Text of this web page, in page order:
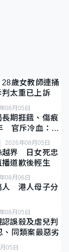
歲女教師連捅
太重已上訴
08月05日
期捱餓、傷痕
官斥冷血：同
2026年08月05日
越界 日女死忠
道歉後輕生
08月06日
人 港人母子分
08月05日
誤殺及虐兒判
同類案最惡劣
05日